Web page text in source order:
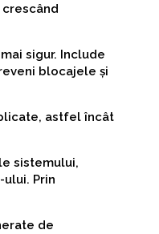
sigur. Include
blocajele și
astfel încât
sistemului,
Prin
de